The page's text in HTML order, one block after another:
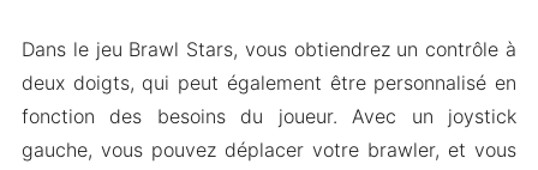
Dans le jeu Brawl Stars, vous obtiendrez un contrôle à
deux doigts, qui peut également être personnalisé en
fonction des besoins du joueur. Avec un joystick
gauche, vous pouvez déplacer votre brawler, et vous